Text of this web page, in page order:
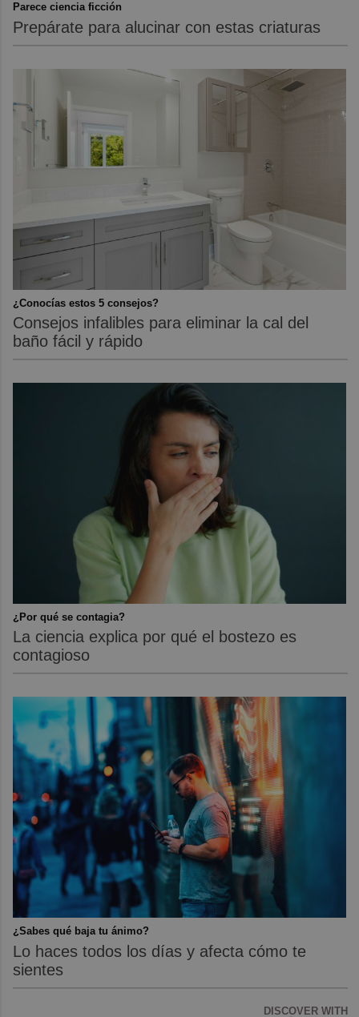
Parece ciencia ficción
Prepárate para alucinar con estas criaturas
¿Conocías estos 5 consejos?
Consejos infalibles para eliminar la cal del
baño fácil y rápido
¿Por qué se contagia?
La ciencia explica por qué el bostezo es
contagioso
¿Sabes qué baja tu ánimo?
Lo haces todos los días y afecta cómo te
sientes
DISCOVER WITH